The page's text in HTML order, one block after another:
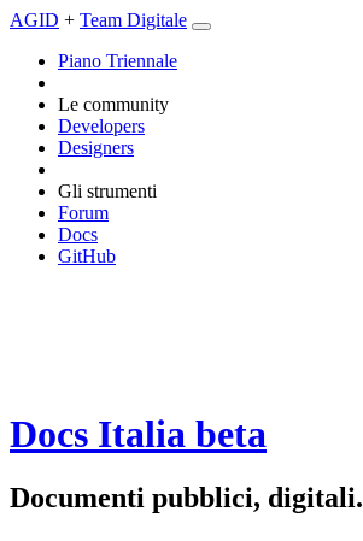
AGID + Team Digitale
Piano Triennale
Le community
Developers
Designers
Gli strumenti
Forum
Docs
GitHub
Docs Italia beta
Documenti pubblici, digitali.